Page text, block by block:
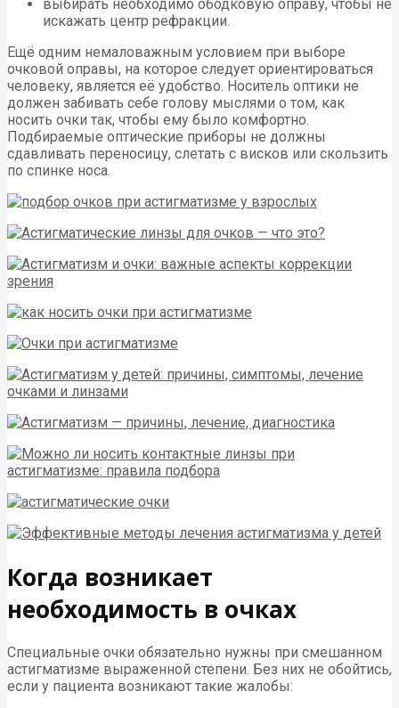
выбирать необходимо ободковую оправу, чтобы не
искажать центр рефракции.
Ещё одним немаловажным условием при выборе
очковой оправы, на которое следует ориентироваться
человеку, является её удобство. Носитель оптики не
должен забивать себе голову мыслями о том, как
носить очки так, чтобы ему было комфортно.
Подбираемые оптические приборы не должны
сдавливать переносицу, слетать с висков или скользить
по спинке носа.
Когда возникает
необходимость в очках
Специальные очки обязательно нужны при смешанном
астигматизме выраженной степени. Без них не обойтись,
если у пациента возникают такие жалобы: